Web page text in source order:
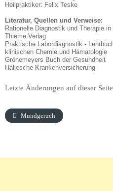
Heilpraktiker: Felix Teske
Literatur, Quellen und Verweise:
Rationelle Diagnostik und Therapie
Thieme Verlag
Praktische Labordiagnostik -
klinischen Chemie und Hämatologie
Grönemeyers Buch der Gesundheit
Hallesche Krankenversicherung
Letzte Änderungen auf dieser
Mundgeruch